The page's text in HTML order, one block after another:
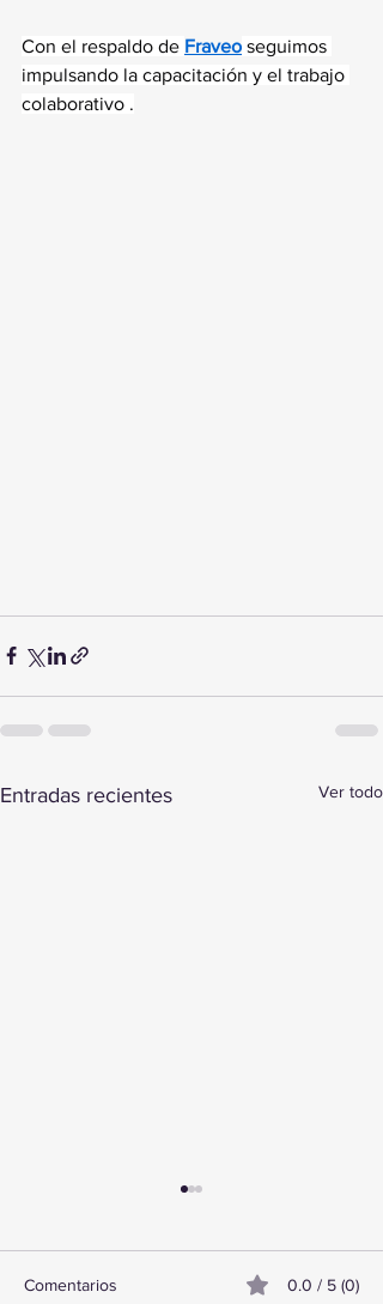
Con el respaldo de Fraveo seguimos
impulsando la capacitación y el trabajo
colaborativo .
Entradas recientes Ver todo
Comentarios 0.0 / 5 (0)